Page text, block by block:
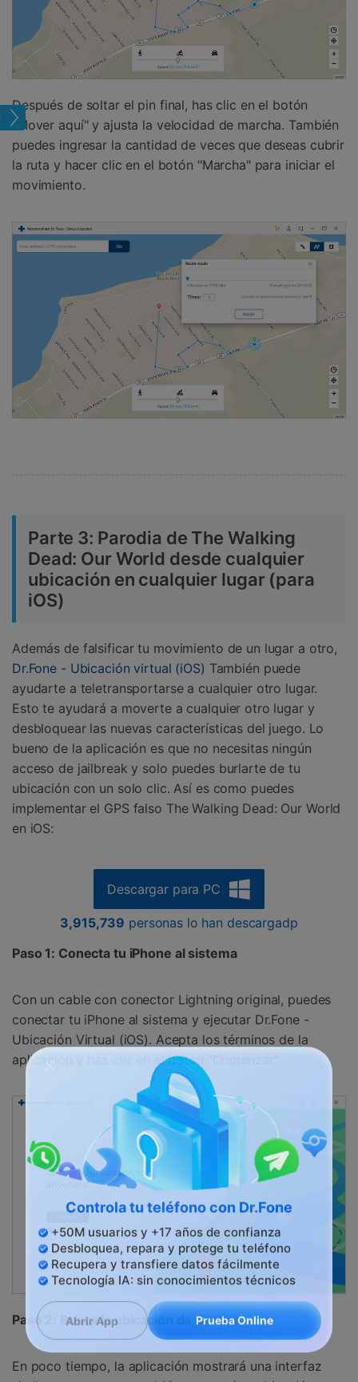
Después de soltar el pin final, has clic en el botón
"Mover aquí" y ajusta la velocidad de marcha. También
puedes ingresar la cantidad de veces que deseas cubrir
la ruta y hacer clic en el botón "Marcha" para iniciar el
movimiento.
Parte 3: Parodia de The Walking
Dead: Our World desde cualquier
ubicación en cualquier lugar (para
iOS)
Además de falsificar tu movimiento de un lugar a otro,
Dr.Fone - Ubicación virtual (iOS) También puede
ayudarte a teletransportarse a cualquier otro lugar.
Esto te ayudará a moverte a cualquier otro lugar y
desbloquear las nuevas características del juego. Lo
bueno de la aplicación es que no necesitas ningún
acceso de jailbreak y solo puedes burlarte de tu
ubicación con un solo clic. Así es como puedes
implementar el GPS falso The Walking Dead: Our World
en iOS:
Descargar para PC
3,915,739 personas lo han descargadp
Paso 1: Conecta tu iPhone al sistema
Con un cable con conector Lightning original, puedes
conectar tu iPhone al sistema y ejecutar Dr.Fone -
Ubicación Virtual (iOS). Acepta los términos de la
aplicación y has clic en el botón "Comenzar".
Paso 2: Busca la ubicación de destino
En poco tiempo, la aplicación mostrará una interfaz
Controla tu teléfono con Dr.Fone
+50M usuarios y +17 años de confianza
Desbloquea, repara y protege tu teléfono
Recupera y transfiere datos fácilmente
Abrir App